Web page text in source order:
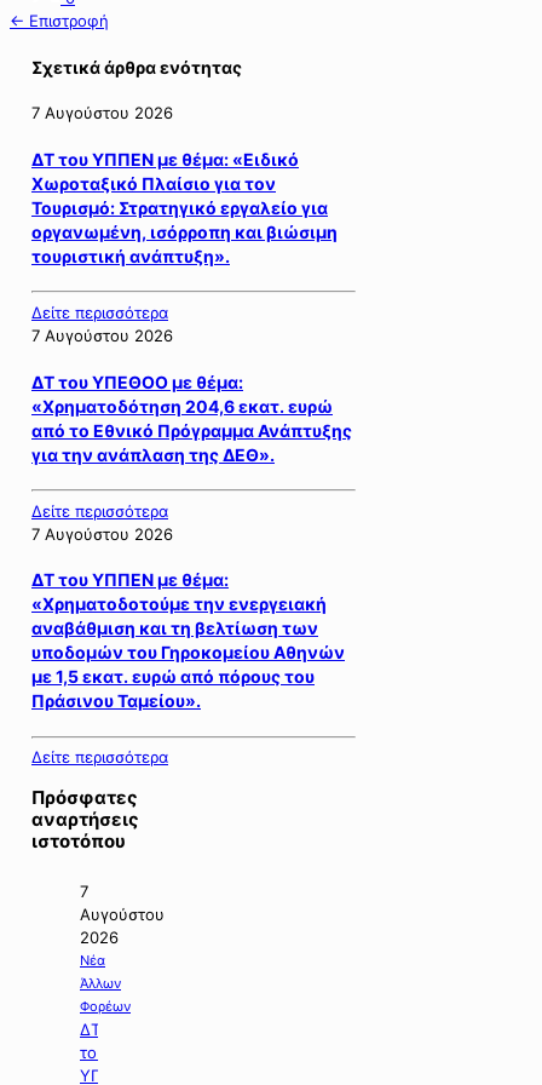
← Επιστροφή
Σχετικά άρθρα ενότητας
7 Αυγούστου 2026
ΔΤ του ΥΠΠΕΝ με θέμα: «Ειδικό
Χωροταξικό Πλαίσιο για τον
Τουρισμό: Στρατηγικό εργαλείο για
οργανωμένη, ισόρροπη και βιώσιμη
τουριστική ανάπτυξη».
Δείτε περισσότερα
7 Αυγούστου 2026
ΔΤ του ΥΠΕΘΟΟ με θέμα:
«Χρηματοδότηση 204,6 εκατ. ευρώ
από το Εθνικό Πρόγραμμα Ανάπτυξης
για την ανάπλαση της ΔΕΘ».
Δείτε περισσότερα
7 Αυγούστου 2026
ΔΤ του ΥΠΠΕΝ με θέμα:
«Χρηματοδοτούμε την ενεργειακή
αναβάθμιση και τη βελτίωση των
υποδομών του Γηροκομείου Αθηνών
με 1,5 εκατ. ευρώ από πόρους του
Πράσινου Ταμείου».
Δείτε περισσότερα
Πρόσφατες
αναρτήσεις
ιστοτόπου
7
Αυγούστου
2026
Νέα
Άλλων
Φορέων
ΔΤ
του
ΥΠΠΕΝ